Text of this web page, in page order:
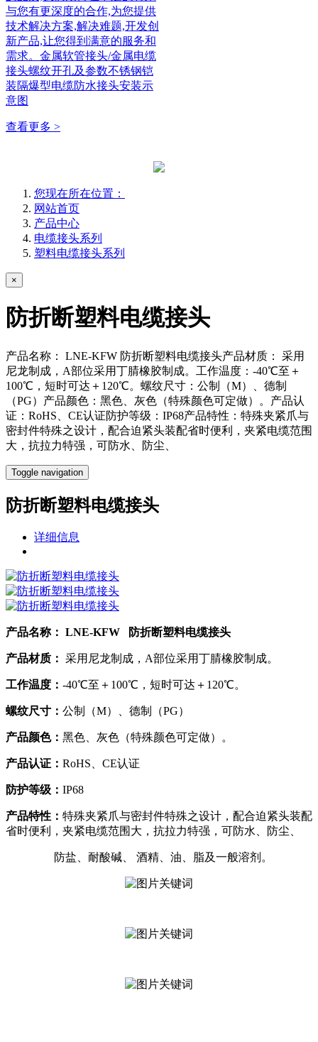
与您有更深度的合作,为您提供
技术解决方案,解决难题,开发创
新产品,让您得到满意的服务和
需求。金属软管接头/金属电缆
接头螺纹开孔及参数不锈钢铠
装隔爆型电缆防水接头安装示
意图
查看更多 >
您现在所在位置：
网站首页
产品中心
电缆接头系列
塑料电缆接头系列
×
防折断塑料电缆接头
产品名称： LNE-KFW 防折断塑料电缆接头产品材质： 采用
尼龙制成，A部位采用丁腈橡胶制成。工作温度：-40℃至＋
100℃，短时可达＋120℃。螺纹尺寸：公制（M）、德制
（PG）产品颜色：黑色、灰色（特殊颜色可定做）。产品认
证：RoHS、CE认证防护等级：IP68产品特性：特殊夹紧爪与
密封件特殊之设计，配合迫紧头装配省时便利，夹紧电缆范围
大，抗拉力特强，可防水、防尘、
Toggle navigation
防折断塑料电缆接头
详细信息
产品名称： LNE-KFW 防折断塑料电缆接头
产品材质： 采用尼龙制成，A部位采用丁腈橡胶制成。
工作温度： -40℃至＋100℃，短时可达＋120℃。
螺纹尺寸： 公制（M）、德制（PG）
产品颜色： 黑色、灰色（特殊颜色可定做）。
产品认证 ： RoHS、CE认证
防护等级： IP68
产品特性： 特殊夹紧爪与密封件特殊之设计，配合迫紧头装配
省时便利，夹紧电缆范围大，抗拉力特强，可防水、防尘、
防盐、耐酸碱、 酒精、油、脂及一般溶剂。